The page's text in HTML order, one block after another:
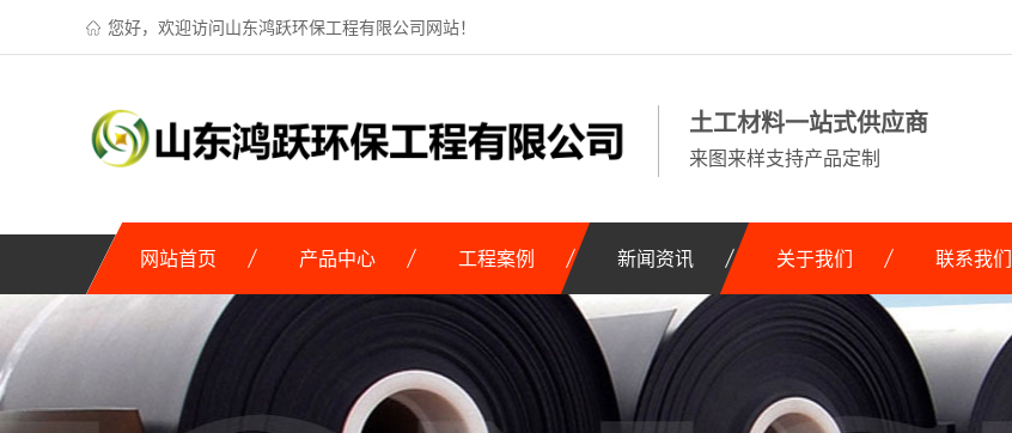
您好，欢迎访问山东鸿跃环保工程有限公司网站！
土工材料一站式供应商
来图来样支持产品定制
网站首页 产品中心 工程案例 新闻资讯 关于我们 联系我们